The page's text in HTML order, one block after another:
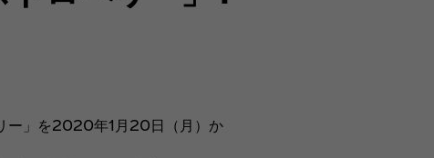
ー」を2020年1月20日（月）か